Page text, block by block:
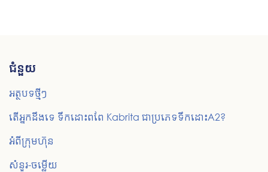
ជំនួយ
អត្ថបទថ្មីៗ
តើអ្នកដឹងទេ ទឹកដោះពពែ Kabrita ជាប្រភេទទឹកដោះA2?
អំពីក្រុមហ៊ុន
សំនួរ-ចម្លើយ